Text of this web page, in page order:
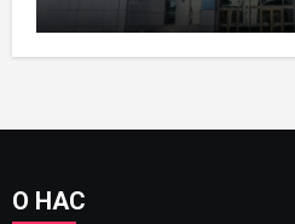
В КАЗАХСТАНЕ
РАЗВИТИЯ
О НАС